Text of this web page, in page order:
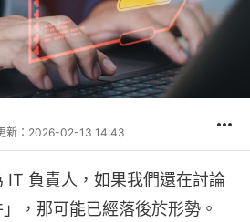
新： 2026-02-13 14:43
負責人，如果我們還在討論
，那可能已經落後於形勢。